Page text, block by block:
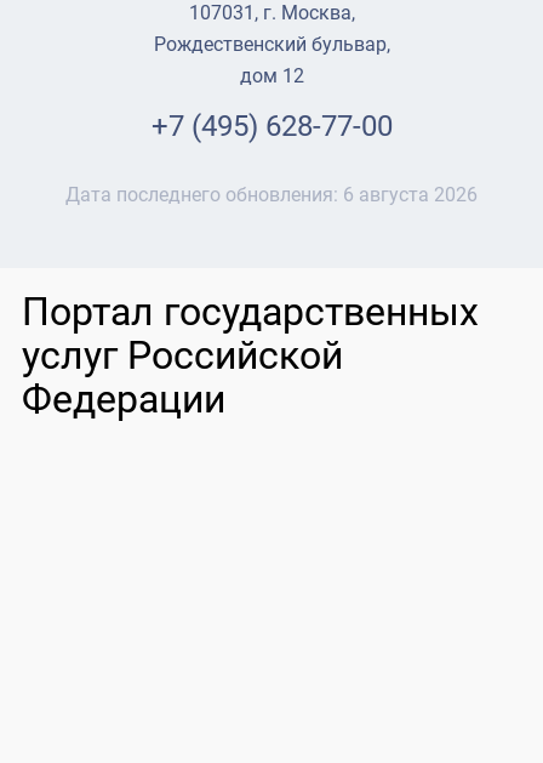
107031, г. Москва,
Рождественский бульвар,
дом 12
+7 (495) 628-77-00
Дата последнего обновления: 6 августа 2026
Портал государственных
услуг Российской
Федерации